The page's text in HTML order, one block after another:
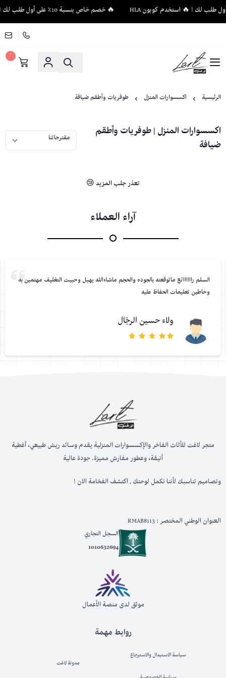
🔥 خصم خاص بنسبة 10٪ على أول طلب لك ! 🔥 استخدم كوبون HLA
لاغت - أثاث فاخر وإكسسوارات منزلية فريدة
٠
الرئيسية اكسسوارات المنزل طوفريات وأطقم ضيافة
اكسسوارات المنزل | طوفريات وأطقم
ضيافة
تعذر جلب المزيد 😢
آراء العملاء
السلم راااااائع ماتوقعته بالجوده والحجم ماشاءالله يهبل وحبيت التغليف مهتمين به
وحاطين تعليمات الحفاظ عليه
ولاء حسين الرجّال
روابط مهمة
سياسة الاستبدال والاسترجاع
مدونة لاغت
متجر لاغت للأثاث الفاخر والإكسسوارات المنزلية يقدم وسائد ريش طبيعي، أغطية
أنيقة، وعطور مفارش مميزة. جودة عالية
وتصاميم تناسبك لأننا نكمل لوحتك , اكتشف الفخامة الان !
العنوان الوطني المختصر : RMAB8113
السجل التجاري
1010632694
موثق لدى منصة الأعمال